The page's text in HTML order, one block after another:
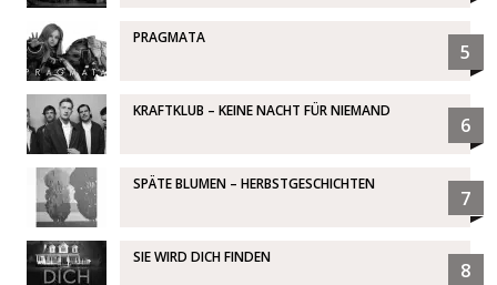
PRAGMATA
5
KRAFTKLUB – KEINE NACHT FÜR NIEMAND
6
SPÄTE BLUMEN – HERBSTGESCHICHTEN
7
SIE WIRD DICH FINDEN
8